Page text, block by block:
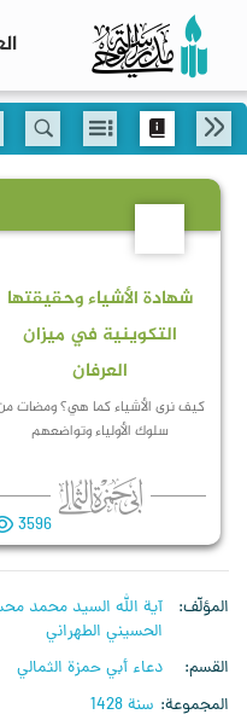
شهادة الأشياء وحقيقتها
التكوينية في ميزان
العرفان
كيف نرى الأشياء كما هي؟ ومضات
سلوك الأولياء وتواضعهم
3596
المؤلّف
آية الله السيد محمد
الحسيني الطهراني
القسم
دعاء أبي حمزة الثمالي
المجموعة سنة 1428